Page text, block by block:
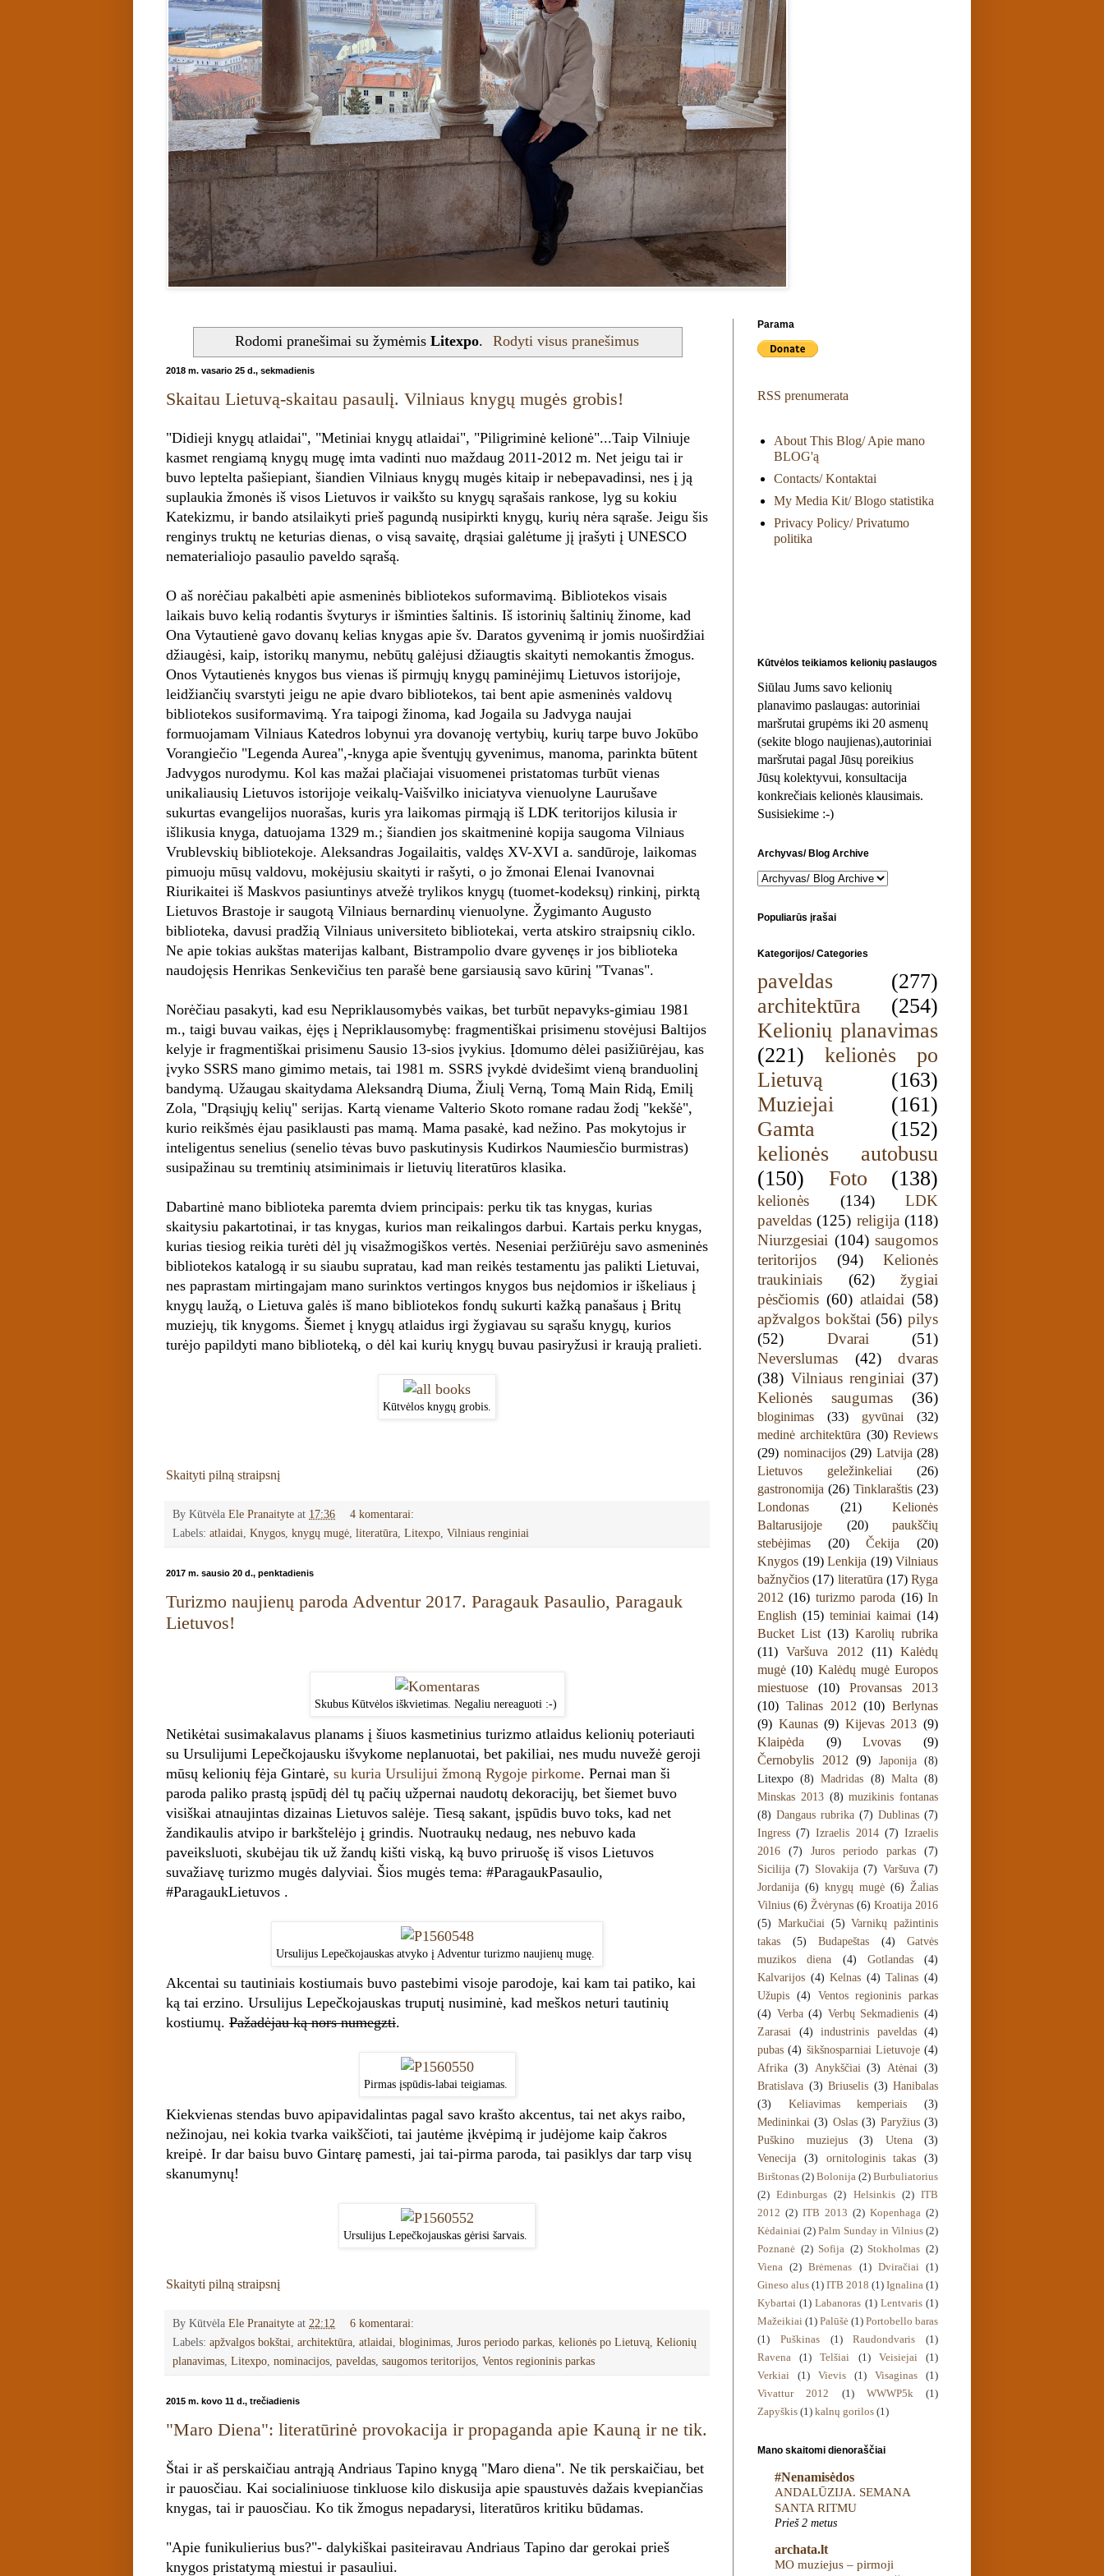
Rodomi pranešimai su žymėmis Litexpo. Rodyti visus pranešimus
2018 m. vasario 25 d., sekmadienis
Skaitau Lietuvą-skaitau pasaulį. Vilniaus knygų mugės grobis!
"Didieji knygų atlaidai", "Metiniai knygų atlaidai", "Piligriminė kelionė"...Taip Vilniuje
kasmet rengiamą knygų mugę imta vadinti nuo maždaug 2011-2012 m. Net jeigu tai ir
buvo leptelta pašiepiant, šiandien Vilniaus knygų mugės kitaip ir nebepavadinsi, nes į ją
suplaukia žmonės iš visos Lietuvos ir vaikšto su knygų sąrašais rankose, lyg su kokiu
Katekizmu, ir bando atsilaikyti prieš pagundą nusipirkti knygų, kurių nėra sąraše. Jeigu šis
renginys truktų ne keturias dienas, o visą savaitę, drąsiai galėtume jį įrašyti į UNESCO
nematerialiojo pasaulio paveldo sąrašą.
O aš norėčiau pakalbėti apie asmeninės bibliotekos suformavimą. Bibliotekos visais
laikais buvo kelią rodantis švyturys ir išminties šaltinis. Iš istorinių šaltinių žinome, kad
Ona Vytautienė gavo dovanų kelias knygas apie šv. Daratos gyvenimą ir jomis nuoširdžiai
džiaugėsi, kaip, istorikų manymu, nebūtų galėjusi džiaugtis skaityti nemokantis žmogus.
Onos Vytautienės knygos bus vienas iš pirmųjų knygų paminėjimų Lietuvos istorijoje,
leidžiančių svarstyti jeigu ne apie dvaro bibliotekos, tai bent apie asmeninės valdovų
bibliotekos susiformavimą. Yra taipogi žinoma, kad Jogaila su Jadvyga naujai
formuojamam Vilniaus Katedros lobynui yra dovanoję vertybių, kurių tarpe buvo Jokūbo
Vorangiečio "Legenda Aurea",-knyga apie šventųjų gyvenimus, manoma, parinkta būtent
Jadvygos nurodymu. Kol kas mažai plačiajai visuomenei pristatomas turbūt vienas
unikaliausių Lietuvos istorijoje veikalų-Vaišvilko iniciatyva vienuolyne Laurušave
sukurtas evangelijos nuorašas, kuris yra laikomas pirmąją iš LDK teritorijos kilusia ir
išlikusia knyga, datuojama 1329 m.; šiandien jos skaitmeninė kopija saugoma Vilniaus
Vrublevskių bibliotekoje. Aleksandras Jogailaitis, valdęs XV-XVI a. sandūroje, laikomas
pimuoju mūsų valdovu, mokėjusiu skaityti ir rašyti, o jo žmonai Elenai Ivanovnai
Riurikaitei iš Maskvos pasiuntinys atvežė trylikos knygų (tuomet-kodeksų) rinkinį, pirktą
Lietuvos Brastoje ir saugotą Vilniaus bernardinų vienuolyne. Žygimanto Augusto
biblioteka, davusi pradžią Vilniaus universiteto bibliotekai, verta atskiro straipsnių ciklo.
Ne apie tokias aukštas materijas kalbant, Bistrampolio dvare gyvenęs ir jos biblioteka
naudojęsis Henrikas Senkevičius ten parašė bene garsiausią savo kūrinį "Tvanas".
Norėčiau pasakyti, kad esu Nepriklausomybės vaikas, bet turbūt nepavyks-gimiau 1981
m., taigi buvau vaikas, ėjęs į Nepriklausomybę: fragmentiškai prisimenu stovėjusi Baltijos
kelyje ir fragmentiškai prisimenu Sausio 13-sios įvykius. Įdomumo dėlei pasižiūrėjau, kas
įvyko SSRS mano gimimo metais, tai 1981 m. SSRS įvykdė dvidešimt vieną branduolinį
bandymą. Užaugau skaitydama Aleksandrą Diuma, Žiulį Verną, Tomą Main Ridą, Emilį
Zola, "Drąsiųjų kelių" serijas. Kartą viename Valterio Skoto romane radau žodį "kekšė",
kurio reikšmės ėjau pasiklausti pas mamą. Mama pasakė, kad nežino. Pas mokytojus ir
inteligentus senelius (senelio tėvas buvo paskutinysis Kudirkos Naumiesčio burmistras)
susipažinau su tremtinių atsiminimais ir lietuvių literatūros klasika.
Dabartinė mano biblioteka paremta dviem principais: perku tik tas knygas, kurias
skaitysiu pakartotinai, ir tas knygas, kurios man reikalingos darbui. Kartais perku knygas,
kurias tiesiog reikia turėti dėl jų visažmogiškos vertės. Neseniai peržiūrėju savo asmeninės
bibliotekos katalogą ir su siaubu supratau, kad man reikės testamentu jas palikti Lietuvai,
nes paprastam mirtingajam mano surinktos vertingos knygos bus neįdomios ir iškeliaus į
knygų laužą, o Lietuva galės iš mano bibliotekos fondų sukurti kažką panašaus į Britų
muziejų, tik knygoms. Šiemet į knygų atlaidus irgi žygiavau su sąrašu knygų, kurios
turėjo papildyti mano biblioteką, o dėl kai kurių knygų buvau pasiryžusi ir kraują pralieti.
Kūtvėlos knygų grobis.
Skaityti pilną straipsnį
By Kūtvėla Ele Pranaityte at 17:36
4 komentarai:
Labels: atlaidai Knygos knygų mugė literatūra Litexpo Vilniaus renginiai
2017 m. sausio 20 d., penktadienis
Turizmo naujienų paroda Adventur 2017. Paragauk Pasaulio, Paragauk
Lietuvos!
Skubus Kūtvėlos iškvietimas. Negaliu nereaguoti :-)
Netikėtai susimakalavus planams į šiuos kasmetinius turizmo atlaidus kelionių poteriauti
su Ursulijumi Lepečkojausku išvykome neplanuotai, bet pakiliai, nes mudu nuvežė geroji
mūsų kelionių fėja Gintarė, su kuria Ursulijui žmoną Rygoje pirkome. Pernai man ši
paroda paliko prastą įspūdį dėl tų pačių užpernai naudotų dekoracijų, bet šiemet buvo
visiškai atnaujintas dizainas Lietuvos salėje. Tiesą sakant, įspūdis buvo toks, kad net
žandikaulis atvipo ir barkštelėjo į grindis. Nuotraukų nedaug, nes nebuvo kada
paveiksluoti, skubėjau tik už žandų kišti viską, ką buvo priruošę iš visos Lietuvos
suvažiavę turizmo mugės dalyviai. Šios mugės tema: #ParagaukPasaulio,
#ParagaukLietuvos .
Ursulijus Lepečkojauskas atvyko į Adventur turizmo naujienų mugę.
Akcentai su tautiniais kostiumais buvo pastebimi visoje parodoje, kai kam tai patiko, kai
ką tai erzino. Ursulijus Lepečkojauskas truputį nusiminė, kad meškos neturi tautinių
kostiumų. Pažadėjau ką nors numegzti.
Pirmas įspūdis-labai teigiamas.
Kiekvienas stendas buvo apipavidalintas pagal savo krašto akcentus, tai net akys raibo,
nežinojau, nei kokia tvarka vaikščioti, tai jautėme įkvėpimą ir judėjome kaip čakros
kreipė. Ir dar baisu buvo Gintarę pamesti, jai tai-pirma paroda, tai pasiklys dar tarp visų
skanumynų!
Ursulijus Lepečkojauskas gėrisi šarvais.
Skaityti pilną straipsnį
By Kūtvėla Ele Pranaityte at 22:12
6 komentarai:
Labels: apžvalgos bokštai architektūra atlaidai bloginimas Juros periodo parkas kelionės po Lietuvą Kelionių
planavimas Litexpo nominacijos paveldas saugomos teritorijos Ventos regioninis parkas
2015 m. kovo 11 d., trečiadienis
"Maro Diena": literatūrinė provokacija ir propaganda apie Kauną ir ne tik.
Štai ir aš perskaičiau antrąją Andriaus Tapino knygą "Maro diena". Ne tik perskaičiau, bet
ir pauosčiau. Kai socialiniuose tinkluose kilo diskusija apie spaustuvės dažais kvepiančias
knygas, tai ir pauosčiau. Ko tik žmogus nepadarysi, literatūros kritiku būdamas.
"Apie funikulierius bus?"- dalykiškai pasiteiravau Andriaus Tapino dar gerokai prieš
knygos pristatymą miestui ir pasauliui.
Parama
RSS prenumerata
About This Blog/ Apie mano
BLOG'ą
Contacts/ Kontaktai
My Media Kit/ Blogo statistika
Privacy Policy/ Privatumo
politika
Kūtvėlos teikiamos kelionių paslaugos
Siūlau Jums savo kelionių
planavimo paslaugas: autoriniai
maršrutai grupėms iki 20 asmenų
(sekite blogo naujienas),autoriniai
maršrutai pagal Jūsų poreikius
Jūsų kolektyvui, konsultacija
konkrečiais kelionės klausimais.
Susisiekime :-)
Archyvas/ Blog Archive
Populiarūs įrašai
Kategorijos/ Categories
paveldas
(277)
architektūra
(254)
Kelionių planavimas
(221)
kelionės po
Lietuvą
(163)
Muziejai
(161)
Gamta
(152)
kelionės autobusu
(150)
Foto (138)
kelionės (134)
LDK
paveldas (125) religija (118)
Niurzgesiai (104) saugomos
teritorijos
(94)
Kelionės
traukiniais
(62)
žygiai
pėsčiomis (60) atlaidai (58)
apžvalgos bokštai (56) pilys
(52)
Dvarai
(51)
Neverslumas
(42)
dvaras
(38) Vilniaus renginiai (37)
Kelionės saugumas
(36)
bloginimas (33) gyvūnai
(32)
medinė architektūra (30) Reviews
(29) nominacijos (29) Latvija (28)
Lietuvos geležinkeliai
(26)
gastronomija (26) Tinklaraštis (23)
Londonas
(21)
Kelionės
Baltarusijoje
(20)
paukščių
stebėjimas
(20) Čekija
(20)
Knygos (19) Lenkija (19) Vilniaus
bažnyčios (17) literatūra (17) Ryga
2012 (16) turizmo paroda (16) In
English (15) teminiai kaimai (14)
Bucket List (13) Karolių rubrika
(11)
Varšuva 2012 (11)
Kalėdų
mugė (10) Kalėdų mugė Europos
miestuose
(10)
Provansas 2013
(10) Talinas 2012 (10) Berlynas
(9) Kaunas (9) Kijevas 2013 (9)
Klaipėda
(9) Lvovas
(9)
Černobylis 2012 (9) Japonija (8)
Litexpo (8) Madridas (8) Malta (8)
Minskas 2013 (8) muzikinis fontanas
(8) Dangaus rubrika (7) Dublinas (7)
Ingress (7) Izraelis 2014 (7) Izraelis
2016
(7) Juros periodo parkas
(7)
Sicilija (7) Slovakija (7) Varšuva (7)
Jordanija (6) knygų mugė (6) Žalias
Vilnius (6) Žvėrynas (6) Kroatija 2016
(5) Markučiai (5) Varnikų pažintinis
takas
(5) Budapeštas (4)
Gatvės
muzikos diena
(4) Gotlandas
(4)
Kalvarijos (4) Kelnas (4) Talinas (4)
Užupis (4)
Ventos regioninis parkas
(4) Verba (4) Verbų Sekmadienis (4)
Zarasai
(4) industrinis paveldas (4)
pubas (4) šikšnosparniai Lietuvoje (4)
Afrika (3) Anykščiai (3) Atėnai (3)
Bratislava (3) Briuselis (3) Hanibalas
(3)
Keliavimas kemperiais
(3)
Medininkai (3) Oslas (3) Paryžius (3)
Puškino muziejus
(3) Utena
(3)
Venecija
(3) ornitologinis takas (3)
Birštonas (2) Bolonija (2) Burbuliatorius
(2) Edinburgas (2) Helsinkis (2) ITB
2012 (2) ITB 2013 (2) Kopenhaga (2)
Kėdainiai (2) Palm Sunday in Vilnius (2)
Poznanė (2) Sofija (2) Stokholmas (2)
Viena (2) Brėmenas (1) Dviračiai
(1)
Gineso alus (1) ITB 2018 (1) Ignalina (1)
Kybartai (1) Labanoras (1) Lentvaris (1)
Mažeikiai (1) Palūšė (1) Portobello baras
(1)
Puškinas (1) Raudondvaris
(1)
Ravena
(1) Telšiai (1) Veisiejai
(1)
Verkiai
(1) Vievis (1) Visaginas
(1)
Vivattur 2012
(1) WWWP5k
(1)
Zapyškis (1) kalnų gorilos (1)
Mano skaitomi dienoraščiai
#Nenamisėdos
ANDALŪZIJA. SEMANA
SANTA RITMU
Prieš 2 metus
archata.lt
MO muziejus – pirmoji